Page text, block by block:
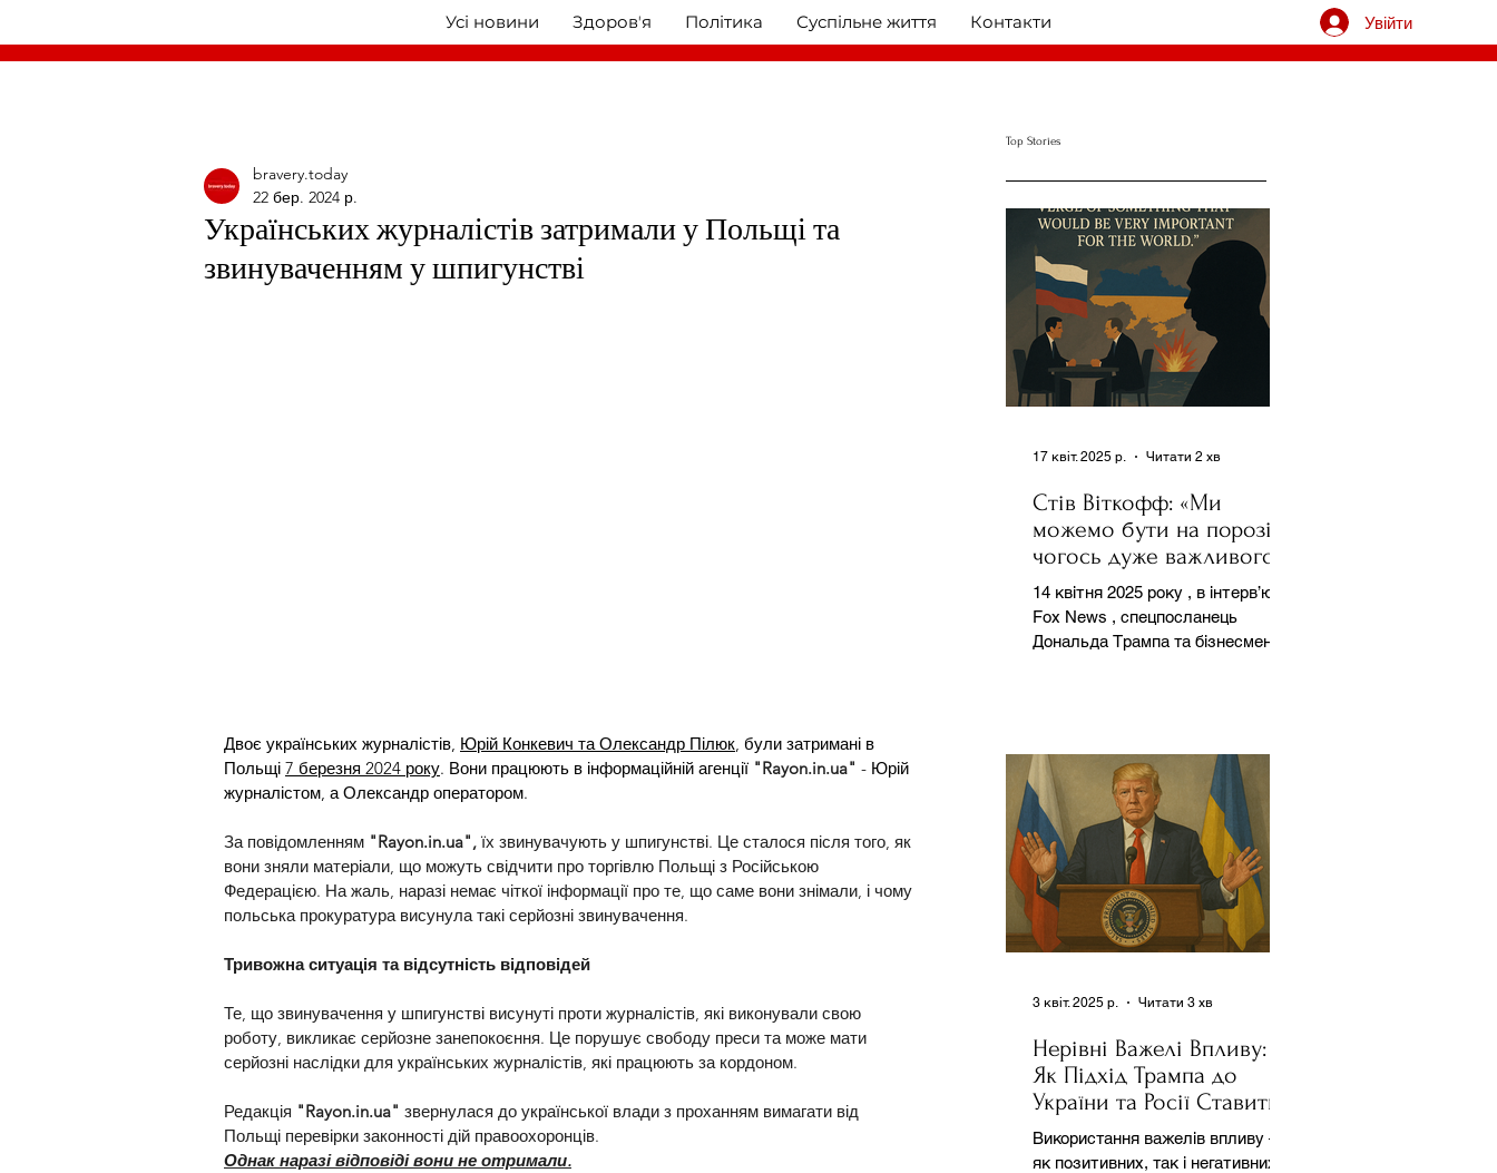
Усі новини Здоровʼя Політика Суспільне життя Контакти Увійти
Українських журналістів затримали у Польщі та
звинуваченням у шпигунстві
bravery.today
22 бер. 2024 р.
Двоє українських журналістів, Юрій Конкевич та Олександр Пілюк, були затримані в
Польщі 7 березня 2024 року. Вони працюють в інформаційній агенції "Rayon.in.ua" - Юрій
журналістом, а Олександр оператором.
За повідомленням "Rayon.in.ua", їх звинувачують у шпигунстві. Це сталося після того, як
вони зняли матеріали, що можуть свідчити про торгівлю Польщі з Російською
Федерацією. На жаль, наразі немає чіткої інформації про те, що саме вони знімали, і чому
польська прокуратура висунула такі серйозні звинувачення.
Тривожна ситуація та відсутність відповідей
Те, що звинувачення у шпигунстві висунуті проти журналістів, які виконували свою
роботу, викликає серйозне занепокоєння. Це порушує свободу преси та може мати
серйозні наслідки для українських журналістів, які працюють за кордоном.
Редакція "Rayon.in.ua" звернулася до української влади з проханням вимагати від
Польщі перевірки законності дій правоохоронців.
Однак наразі відповіді вони не отримали.
Top Stories
Стів Віткофф: «Ми
можемо бути на порозі
чогось дуже важливого
для світу» — але що це
означає?
14 квітня 2025 року , в інтерв’ю на
Fox News , спецпосланець
Дональда Трампа та бізнесмен
17 квіт. 2025 р. Читати 2 хв
Нерівні Важелі Впливу:
Як Підхід Трампа до
України та Росії Ставить
під Сумнів Американську
Держполітику
Використання важелів впливу –
як позитивних, так і негативних –
3 квіт. 2025 р. Читати 3 хв